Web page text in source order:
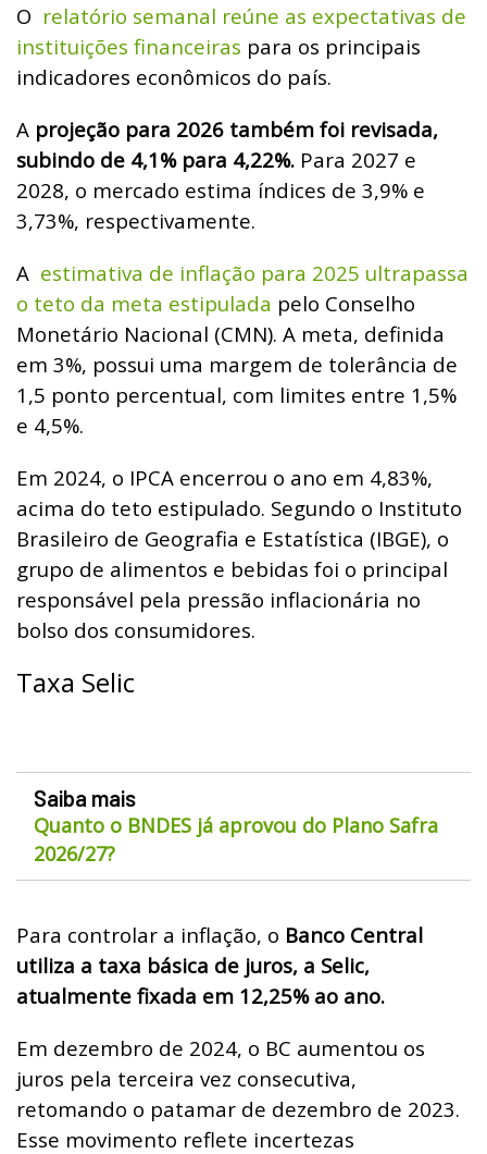
O relatório semanal reúne as expectativas de
instituições financeiras para os principais
indicadores econômicos do país.
A projeção para 2026 também foi revisada,
subindo de 4,1% para 4,22%. Para 2027 e
2028, o mercado estima índices de 3,9% e
3,73%, respectivamente.
A estimativa de inflação para 2025 ultrapassa
o teto da meta estipulada pelo Conselho
Monetário Nacional (CMN). A meta, definida
em 3%, possui uma margem de tolerância de
1,5 ponto percentual, com limites entre 1,5%
e 4,5%.
Em 2024, o IPCA encerrou o ano em 4,83%,
acima do teto estipulado. Segundo o Instituto
Brasileiro de Geografia e Estatística (IBGE), o
grupo de alimentos e bebidas foi o principal
responsável pela pressão inflacionária no
bolso dos consumidores.
Taxa Selic
Saiba mais
Quanto o BNDES já aprovou do Plano Safra
2026/27?
Para controlar a inflação, o Banco Central
utiliza a taxa básica de juros, a Selic,
atualmente fixada em 12,25% ao ano.
Em dezembro de 2024, o BC aumentou os
juros pela terceira vez consecutiva,
retomando o patamar de dezembro de 2023.
Esse movimento reflete incertezas